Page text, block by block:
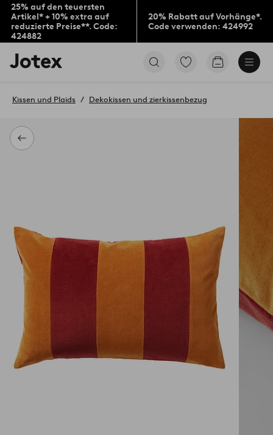
25% auf den teuersten
Artikel* + 10% extra auf
reduzierte Preise**. Code:
424882
20% Rabatt auf Vorhänge*.
Code verwenden: 424992
Jotex-
Logo
Startseite
Zu
Favoriten
Zum
Zurück
Kissen und Plaids Dekokissen und zierkissenbezug